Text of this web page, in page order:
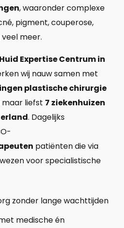
, waaronder complexe
pigment, couperose,
meer.
Huid Expertise Centrum in
wij nauw samen met
plastische chirurgie
maar liefst 7 ziekenhuizen
. Dagelijks
patiënten die via
voor specialistische
zonder lange wachttijden
medische én